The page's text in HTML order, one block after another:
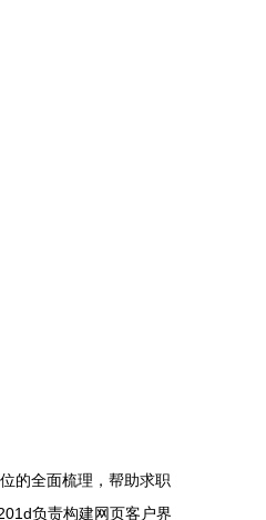
的全面梳理，帮助求职
负责构建网页客户界